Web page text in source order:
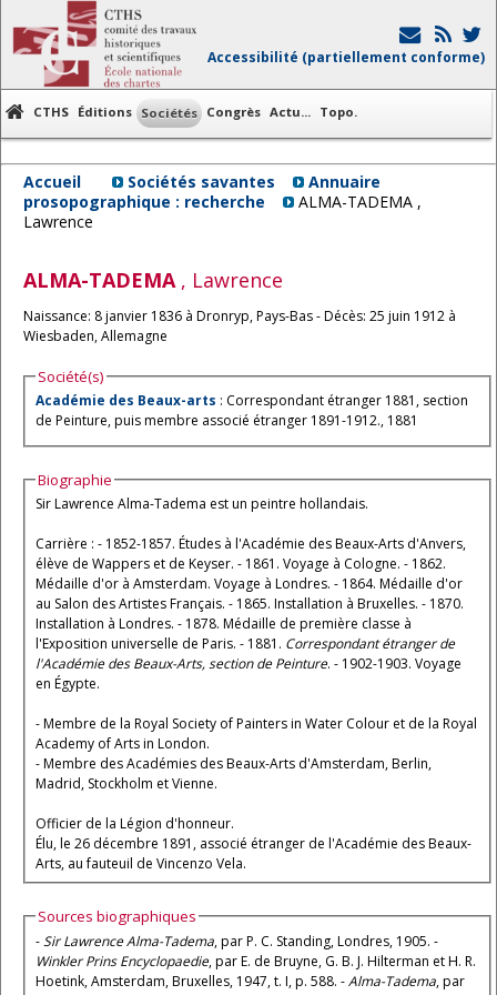
Accessibilité (partiellement conforme)
CTHS Éditions Sociétés Congrès Actu... Topo.
Accueil Sociétés savantes
Annuaire
prosopographique : recherche
ALMA-TADEMA ,
Lawrence
ALMA-TADEMA , Lawrence
Naissance: 8 janvier 1836 à Dronryp, Pays-Bas - Décès: 25 juin 1912 à
Wiesbaden, Allemagne
Société(s)
Académie des Beaux-arts : Correspondant étranger 1881, section
de Peinture, puis membre associé étranger 1891-1912., 1881
Biographie
Sir Lawrence Alma-Tadema est un peintre hollandais.
Carrière : - 1852-1857. Études à l'Académie des Beaux-Arts d'Anvers,
élève de Wappers et de Keyser. - 1861. Voyage à Cologne. - 1862.
Médaille d'or à Amsterdam. Voyage à Londres. - 1864. Médaille d'or
au Salon des Artistes Français. - 1865. Installation à Bruxelles. - 1870.
Installation à Londres. - 1878. Médaille de première classe à
l'Exposition universelle de Paris. - 1881. Correspondant étranger de
l'Académie des Beaux-Arts, section de Peinture. - 1902-1903. Voyage
en Égypte.
- Membre de la Royal Society of Painters in Water Colour et de la Royal
Academy of Arts in London.
- Membre des Académies des Beaux-Arts d'Amsterdam, Berlin,
Madrid, Stockholm et Vienne.
Officier de la Légion d'honneur.
Élu, le 26 décembre 1891, associé étranger de l'Académie des Beaux-
Arts, au fauteuil de Vincenzo Vela.
Sources biographiques
-Sir Lawrence Alma-Tadema, par P. C. Standing, Londres, 1905. -
Winkler Prins Encyclopaedie, par E. de Bruyne, G. B. J. Hilterman et H. R.
Hoetink, Amsterdam, Bruxelles, 1947, t. I, p. 588. -Alma-Tadema, par